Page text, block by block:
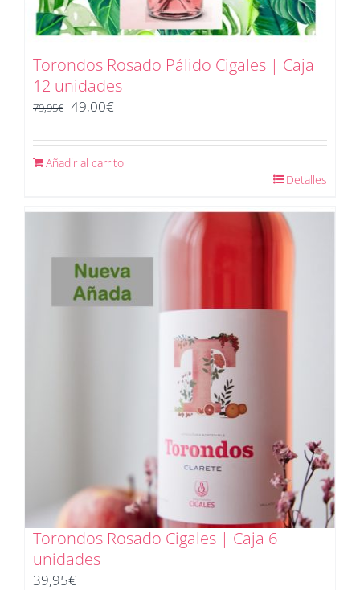
Torondos Rosado Pálido Cigales | Caja
12 unidades
79,95€ El
original
era:
49,00€
actual
es:
Añadir al carrito
Detalles
Torondos Rosado Cigales | Caja 6
unidades
39,95€